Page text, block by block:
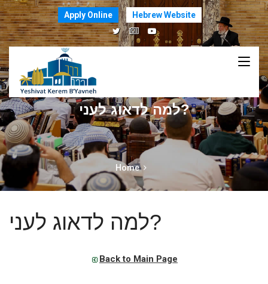
Apply Online Hebrew Website
למה לדאוג לעני?
Home
למה לדאוג לעני?
Back to Main Page